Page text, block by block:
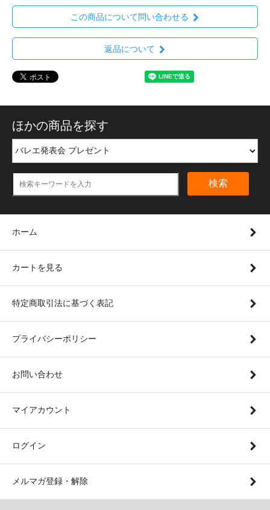
この商品について問い合わせる
返品について
ほかの商品を探す
検索
ホーム
カートを見る
特定商取引法に基づく表記
プライバシーポリシー
お問い合わせ
マイアカウント
ログイン
メルマガ登録・解除